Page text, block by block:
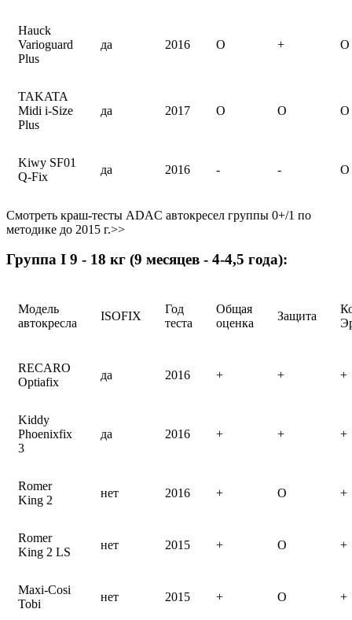
Hauck
Varioguard
Plus
да 2016 O + O
TAKATA
Midi i-Size
Plus
да 2017 O O O
Kiwy SF01
Q-Fix
да 2016 - - O
Смотреть краш-тесты ADAC автокресел группы 0+/1 по
методике до 2015 г.>>
Группа I 9 - 18 кг (9 месяцев - 4-4,5 года):
Модель
автокресла
ISOFIX
Год
теста
Общая
оценка
Защита
RECARO
Optiafix
да 2016 + + +
Kiddy
Phoenixfix
3
да 2016 + + +
Romer
King 2
нет 2016 + O +
Romer
King 2 LS
нет 2015 + O +
Maxi-Cosi
Tobi
нет 2015 + O +